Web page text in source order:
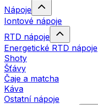
Nápoje
Iontové nápoje
RTD nápoje
Energetické RTD nápoje
Shoty
Šťávy
Čaje a matcha
Káva
Ostatní nápoje